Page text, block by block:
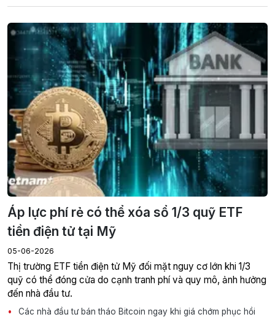
Áp lực phí rẻ có thể xóa sổ 1/3 quỹ ETF
tiền điện tử tại Mỹ
05-06-2026
Thị trường ETF tiền điện tử Mỹ đối mặt nguy cơ lớn khi 1/3
quỹ có thể đóng cửa do cạnh tranh phí và quy mô, ảnh hưởng
đến nhà đầu tư.
Các nhà đầu tư bán tháo Bitcoin ngay khi giá chớm phục hồi